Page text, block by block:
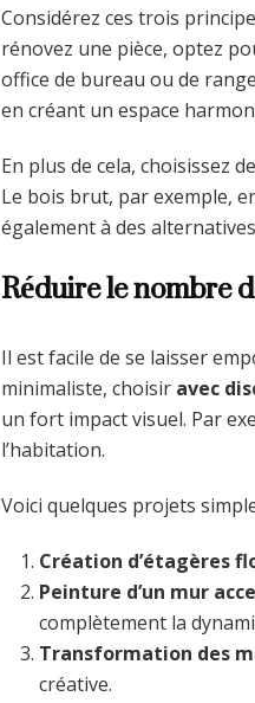
Considérez ces trois
rénovez une pièce, optez
office de bureau ou de
en créant un espace
En plus de cela, choisissez
Le bois brut, par exemple,
également à des
Réduire le nombre
Il est facile de se laisser
minimaliste, choisir avec
un fort impact visuel. Par
l’habitation.
Voici quelques projets
Création d’étagères
Peinture d’un mur
complètement la
Transformation des
créative.